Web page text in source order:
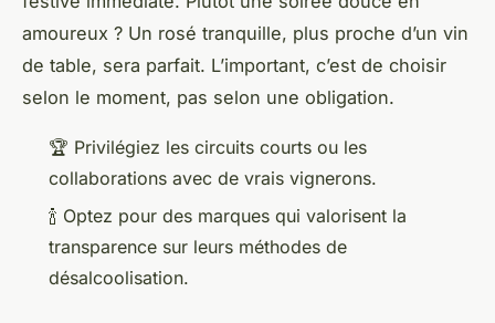
amoureux ? Un rosé tranquille, plus proche d’un vin
de table, sera parfait. L’important, c’est de choisir
selon le moment, pas selon une obligation.
🏆 Privilégiez les circuits courts ou les
collaborations avec de vrais vignerons.
🍾 Optez pour des marques qui valorisent la
transparence sur leurs méthodes de
désalcoolisation.